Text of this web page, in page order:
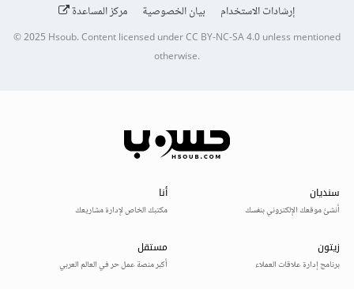
إرشادات الاستخدام
بيان الخصوصية مركز المساعدة
© 2025Hsoub.Content licensed underCC BY-NC-SA 4.0unless mentioned
otherwise.